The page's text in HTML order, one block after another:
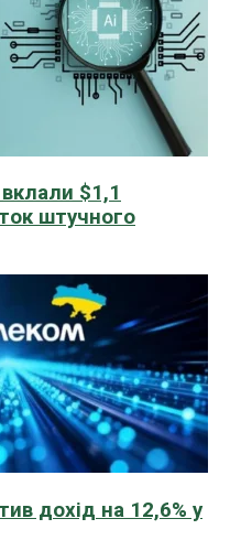
$1,1
штучного
дохід на 12,6% у